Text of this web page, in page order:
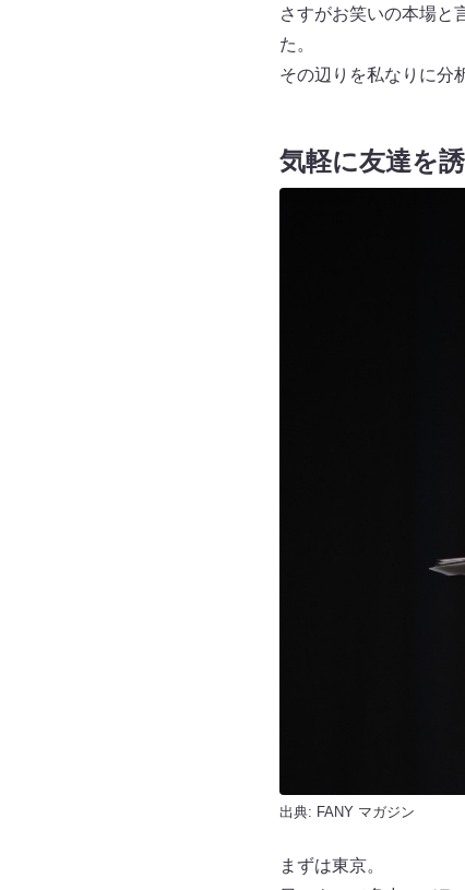
さすがお笑いの本場と
た。
その辺りを私なりに分
気軽に友達を
出典: FANY マガジン
まずは東京。